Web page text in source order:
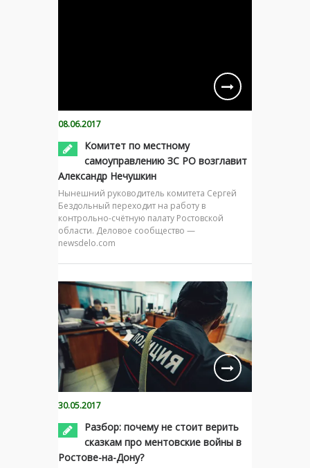
08.06.2017
Комитет по местному
самоуправлению ЗС РО возглавит
Александр Нечушкин
Нынешний руководитель комитета Сергей
Бездольный переходит на работу в
контрольно-счётную палату Ростовской
области. Деловое сообщество —
newsdelo.com
30.05.2017
Разбор: почему не стоит верить
сказкам про ментовские войны в
Ростове-на-Дону?